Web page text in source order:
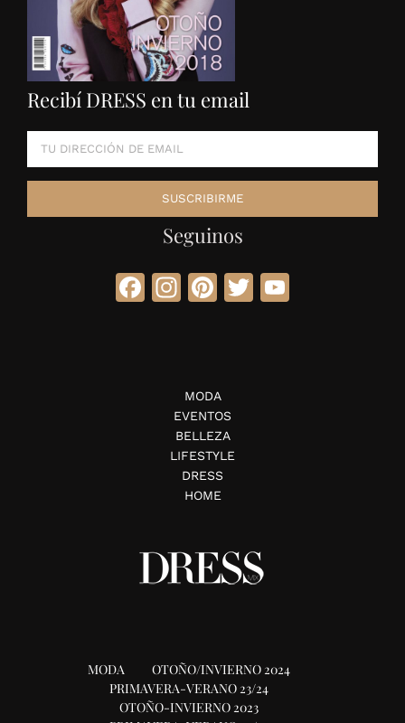
Recibí DRESS en tu email
Seguinos
Facebook
Instagram
Pinterest
Twitter
MODA
EVENTOS
BELLEZA
LIFESTYLE
DRESS
HOME
MODA
OTOÑO/INVIERNO 2024
PRIMAVERA-VERANO 23/24
OTOÑO-INVIERNO 2023